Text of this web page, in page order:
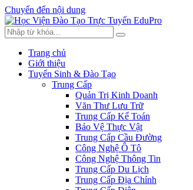
Chuyển đến nội dung
Trang chủ
Giới thiệu
Tuyển Sinh & Đào Tạo
Trung Cấp
Quản Trị Kinh Doanh
Văn Thư Lưu Trữ
Trung Cấp Kế Toán
Bảo Vệ Thực Vật
Trung Cấp Cầu Đường
Công Nghệ Ô Tô
Công Nghệ Thông Tin
Trung Cấp Du Lịch
Trung Cấp Địa Chính